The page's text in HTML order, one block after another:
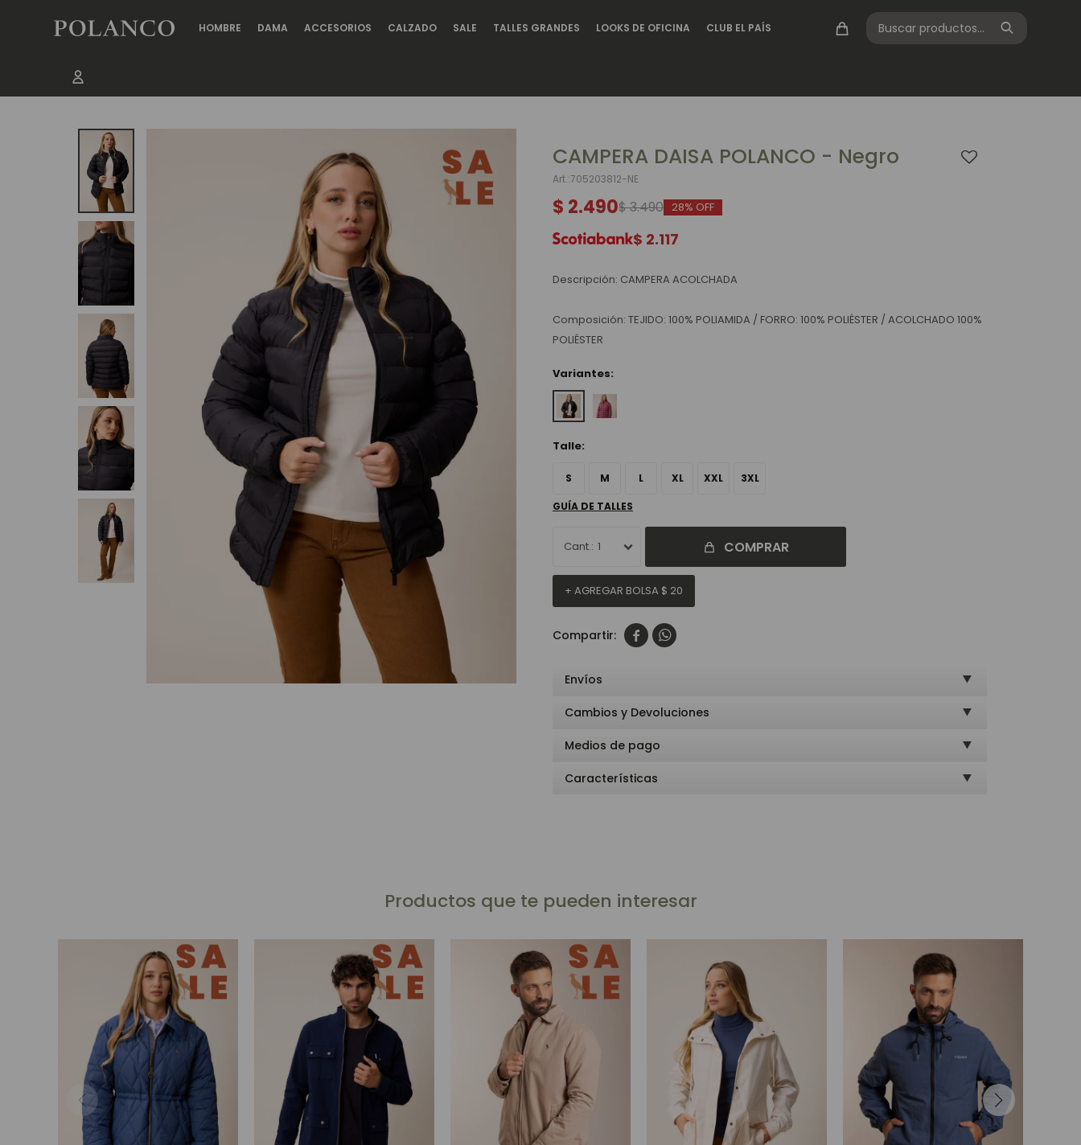
HOMBRE DAMA ACCESORIOS CALZADO SALE TALLES GRANDES LOOKS DE OFICINA CLUB EL PAÍS
CAMPERA DAISA POLANCO - Negro
705203812-NE
$ 2.490$3.490 28
$ 2.117
Descripción: CAMPERA ACOLCHADA
Composición: TEJIDO: 100% POLIAMIDA / FORRO: 100% POLIÉSTER / ACOLCHADO 100%
POLIÉSTER
Variantes:
Talle:
S M L XL XXL 3XL
GUÍA DE TALLES
1 COMPRAR
+ AGREGAR BOLSA $ 20
 
Envíos
Cambios y Devoluciones
Medios de pago
Características
Productos que te pueden interesar